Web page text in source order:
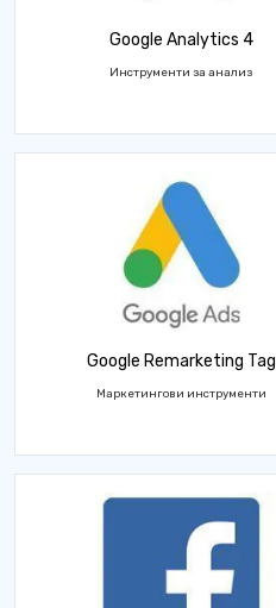
Google Analytics 4
Инструменти за анализ
Google Remarketing Tag
Маркетингови инструменти